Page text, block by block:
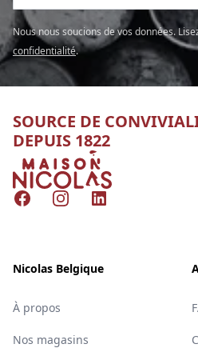
Nous nous soucions de vos données.
confidentialité.
SOURCE DE
DEPUIS 1822
Nicolas
FacebookInstagramLinkedIn
Nicolas Belgique
À propos
Nos magasins